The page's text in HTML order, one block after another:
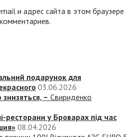
и адрес сайта в этом браузере
подарунок для
03.06.2026
– Свириденко
ресторани у Броварах під час
08.04.2026